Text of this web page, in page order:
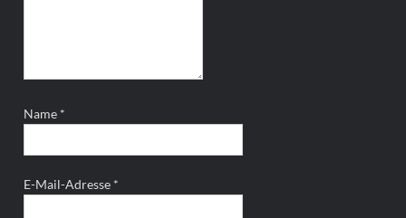
Name *
E-Mail-Adresse *